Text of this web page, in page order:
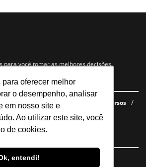
oferecer melhor
o desempenho, analisar
em nosso site e
Ao utilizar este site, você
de cookies.
entendi!
para você tomar as melhores decisões.
somos E-books gratuitos
Cursos